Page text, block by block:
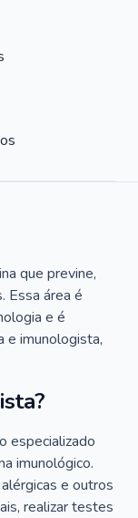
que previne,
Essa área é
e é
e imunologista,
especializado
imunológico.
e outros
realizar testes